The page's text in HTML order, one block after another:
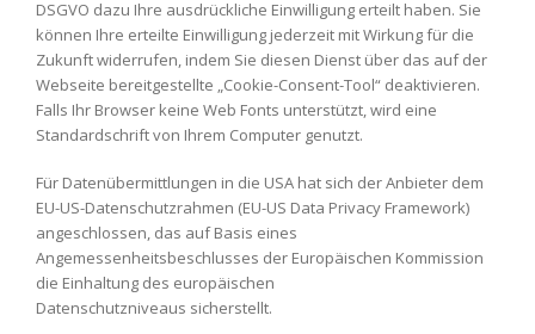
DSGVO dazu Ihre ausdrückliche Einwilligung erteilt haben. Sie
können Ihre erteilte Einwilligung jederzeit mit Wirkung für die
Zukunft widerrufen, indem Sie diesen Dienst über das auf der
Webseite bereitgestellte „Cookie-Consent-Tool“ deaktivieren.
Falls Ihr Browser keine Web Fonts unterstützt, wird eine
Standardschrift von Ihrem Computer genutzt.
Für Datenübermittlungen in die USA hat sich der Anbieter dem
EU-US-Datenschutzrahmen (EU-US Data Privacy Framework)
angeschlossen, das auf Basis eines
Angemessenheitsbeschlusses der Europäischen Kommission
die Einhaltung des europäischen
Datenschutzniveaus sicherstellt.